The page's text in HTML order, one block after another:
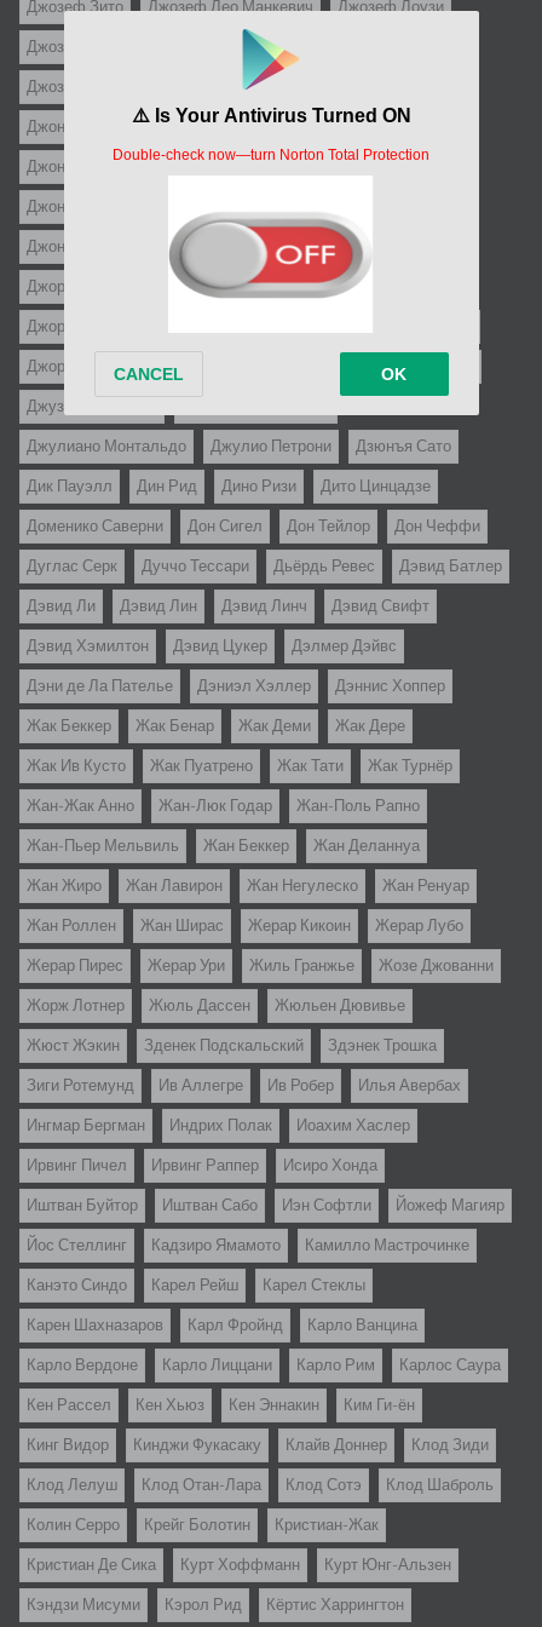
Джозеф Зито Джозеф Лео Манкевич Джозеф Лоузи
Джозеф МакГрат Джозеф Пивни
Джозеф фон Штернберг Джон Байрам
Джон Кассаветис Джон Корнелл Джон Кромвель
Джон Лэндис
Джон Стёрджес
Джон Хьюстон Джон Шлезингер Джонатан Линн
Джордж Кьюкор Джордж Поллок Джордж Пэл
Джордж Рой Хилл
Джорджо Джентили Джузеппе Де Сантис
Джузеппе Моччиа
Джулиано Монтальдо Джулио Петрони Дзюнъя Сато
Дик Пауэлл Дин Рид Дино Ризи Дито Цинцадзе
Доменико Саверни Дон Сигел Дон Тейлор Дон Чеффи
Дуглас Серк Дуччо Тессари Дьёрдь Ревес Дэвид Батлер
Дэвид Ли Дэвид Лин Дэвид Линч Дэвид Свифт
Дэвид Хэмилтон Дэвид Цукер Дэлмер Дэйвс
Дэни де Ла Пателье Дэниэл Хэллер Дэннис Хоппер
Жак Беккер Жак Бенар Жак Деми Жак Дере
Жак Ив Кусто Жак Пуатрено Жак Тати Жак Турнёр
Жан-Жак Анно Жан-Люк Годар Жан-Поль Рапно
Жан-Пьер Мельвиль Жан Беккер Жан Деланнуа
Жан Жиро Жан Лавирон Жан Негулеско Жан Ренуар
Жан Роллен Жан Ширас Жерар Кикоин Жерар Лубо
Жерар Пирес Жерар Ури Жиль Гранжье Жозе Джованни
Жорж Лотнер Жюль Дассен Жюльен Дювивье
Жюст Жэкин Зденек Подскальский Здэнек Трошка
Зиги Ротемунд Ив Аллегре Ив Робер Илья Авербах
Ингмар Бергман Индрих Полак Иоахим Хаслер
Ирвинг Пичел Ирвинг Раппер Исиро Хонда
Иштван Буйтор Иштван Сабо Иэн Софтли Йожеф Магияр
Йос Стеллинг Кадзиро Ямамото Камилло Мастрочинке
Канэто Синдо Карел Рейш Карел Стеклы
Карен Шахназаров Карл Фройнд Карло Ванцина
Карло Вердоне Карло Лиццани Карло Рим Карлос Саура
Кен Рассел Кен Хьюз Кен Эннакин Ким Ги-ён
Кинг Видор Кинджи Фукасаку Клайв Доннер Клод Зиди
Клод Лелуш Клод Отан-Лара Клод Сотэ Клод Шаброль
Колин Серро Крейг Болотин Кристиан-Жак
Кристиан Де Сика Курт Хоффманн Курт Юнг-Альзен
Кэндзи Мисуми Кэрол Рид Кёртис Харрингтон